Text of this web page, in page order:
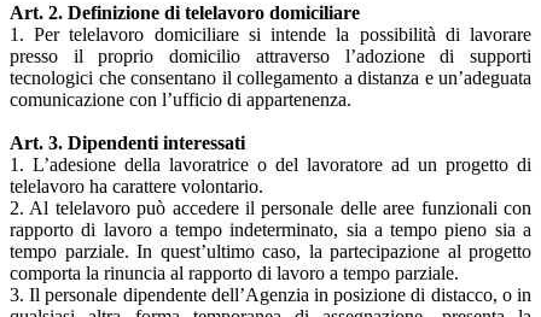
Art. 2. Definizione di telelavoro domiciliare
1. Per telelavoro domiciliare si intende la possibilità di lavorare
presso il proprio domicilio attraverso l’adozione di supporti
tecnologici che consentano il collegamento a distanza e un’adeguata
comunicazione con l’ufficio di appartenenza.
Art. 3. Dipendenti interessati
1. L’adesione della lavoratrice o del lavoratore ad un progetto di
telelavoro ha carattere volontario.
2. Al telelavoro può accedere il personale delle aree funzionali con
rapporto di lavoro a tempo indeterminato, sia a tempo pieno sia a
tempo parziale. In quest’ultimo caso, la partecipazione al progetto
comporta la rinuncia al rapporto di lavoro a tempo parziale.
3. Il personale dipendente dell’Agenzia in posizione di distacco, o in